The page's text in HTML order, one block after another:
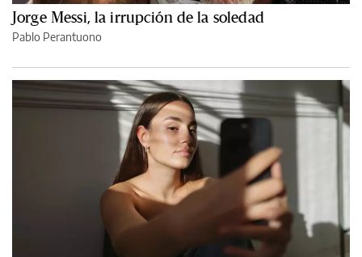
Jorge Messi, la irrupción de la soledad
Pablo Perantuono